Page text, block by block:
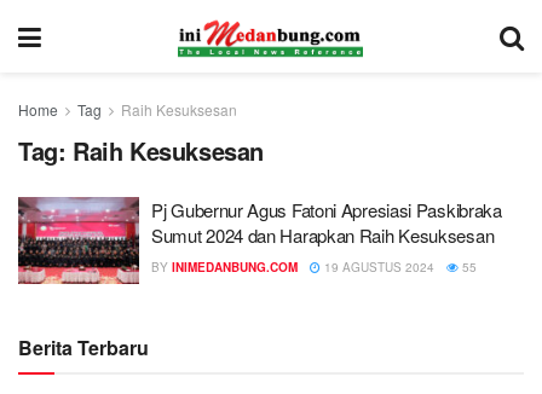
Home Tag Raih Kesuksesan
Tag: Raih Kesuksesan
Pj Gubernur Agus Fatoni Apresiasi Paskibraka
Sumut 2024 dan Harapkan Raih Kesuksesan
BY INIMEDANBUNG.COM 19 AGUSTUS 2024 55
Berita Terbaru